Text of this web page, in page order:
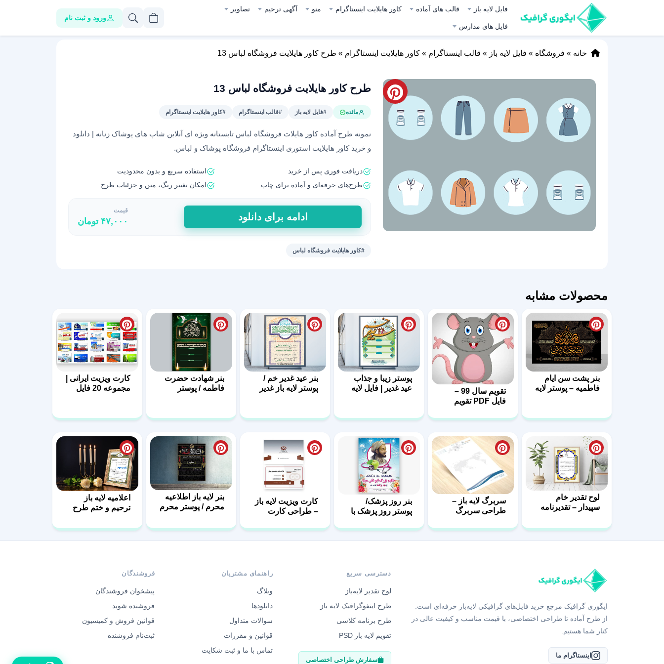
فایل لایه باز قالب های آماده کاور هایلایت اینستاگرام منو آگهی ترحیم تصاویر
فایل های مدارس
ورود و ثبت نام
خانه » فروشگاه » فایل لایه باز » قالب اینستاگرام » کاور هایلایت اینستاگرام » طرح کاور هایلایت فروشگاه لباس 13
طرح کاور هایلایت فروشگاه لباس 13
مائده #فایل لایه باز #قالب اینستاگرام #کاور هایلایت اینستاگرام
نمونه طرح آماده کاور هایلات فروشگاه لباس تابستانه ویژه ای آنلاین شاپ های پوشاک زنانه | دانلود
و خرید کاور هایلایت استوری اینستاگرام فروشگاه پوشاک و لباس.
دریافت فوری پس از خرید
استفاده سریع و بدون محدودیت
طرح‌های حرفه‌ای و آماده برای چاپ
امکان تغییر رنگ، متن و جزئیات طرح
طرح
کاور
هایلایت
فروشگاه
ادامه برای دانلود
قیمت
۴۷,۰۰۰ تومان
#کاور هایلایت فروشگاه لباس
محصولات مشابه
بنر پشت سن ایام
فاطمیه – پوستر لایه
تقویم سال 99 –
فایل PDF تقویم
پوستر زیبا و جذاب
عید غدیر | فایل لایه
بنر عید غدیر خم /
پوستر لایه باز غدیر
بنر شهادت حضرت
فاطمه / پوستر
کارت ویزیت ایرانی |
مجموعه 20 فایل
لوح تقدیر خام
سپیدار – تقدیرنامه
سربرگ لایه باز –
طراحی سربرگ
بنر روز پزشک/
پوستر روز پزشک با
کارت ویزیت لایه باز
– طراحی کارت
PSD
بنر لایه باز اطلاعیه
محرم / پوستر محرم
اعلامیه لایه باز
ترحیم و ختم طرح
ایگوری گرافیک مرجع خرید فایل‌های گرافیکی لایه‌باز حرفه‌ای است.
از طرح آماده تا طراحی اختصاصی، با قیمت مناسب و کیفیت عالی در
کنار شما هستیم.
اینستاگرام ما
دسترسی سریع
لوح تقدیر لایه‌باز
طرح اینفوگرافیک لایه باز
طرح برنامه کلاسی
تقویم لایه باز PSD
سفارش طراحی اختصاصی
راهنمای مشتریان
وبلاگ
دانلودها
سوالات متداول
قوانین و مقررات
تماس با ما و ثبت شکایت
فروشندگان
پیشخوان فروشندگان
فروشنده شوید
قوانین فروش و کمیسیون
ثبت‌نام فروشنده